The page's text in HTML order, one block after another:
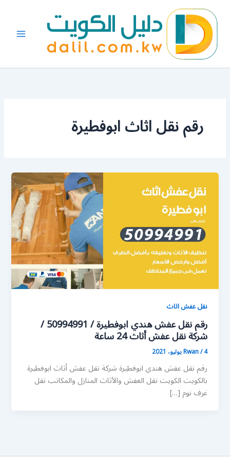
المحتوى
رقم نقل اثاث ابوفطيرة
نقل عفش اثاث
رقم نقل عفش هندي ابوفطيرة / 50994991 /
شركة نقل عفش أثاث 24 ساعة
Rwan/4 يوليو، 2021
رقم نقل عفش هندي ابوفطيرة شركة نقل عفش أثاث ابوفطيرة
بالكويت الكويت نقل العفش والأثاث المنازل والمكاتب نقل
غرف نوم […]